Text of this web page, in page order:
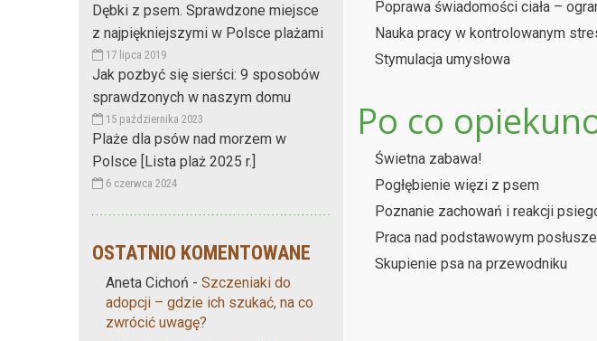
Dębki z psem. Sprawdzone miejsce
z najpiękniejszymi w Polsce plażami
17 lipca 2019
Jak pozbyć się sierści: 9 sposobów
sprawdzonych w naszym domu
15 października 2023
Plaże dla psów nad morzem w
Polsce [Lista plaż 2025 r.]
6 czerwca 2024
OSTATNIO KOMENTOWANE
Aneta Cichoń - Szczeniaki do
adopcji – gdzie ich szukać, na co
zwrócić uwagę?
Poprawa świadomości ciała –
Nauka pracy w kontrolowanym
Stymulacja umysłowa
Po co
Świetna zabawa!
Pogłębienie więzi z psem
Poznanie zachowań i reakcji
Praca nad podstawowym
Skupienie psa na przewodniku